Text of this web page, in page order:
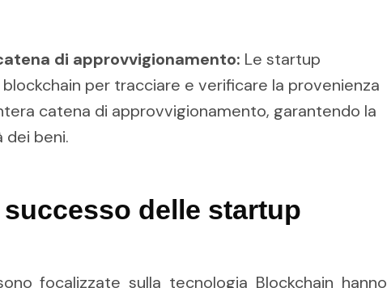
di approvvigionamento: Le startup
per tracciare e verificare la provenienza
catena di approvvigionamento, garantendo la
dei beni.
delle startup
focalizzate sulla tecnologia Blockchain hanno